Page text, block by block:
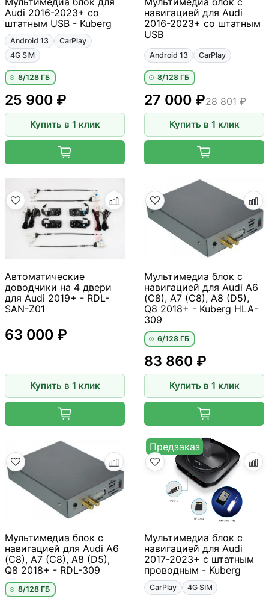
Audi 2016-2023+ со
штатным USB - Kuberg
Android 13
CarPlay
4G SIM
8/128 ГБ
25 900 ₽
Купить в 1 клик
навигацией для Audi
2016-2023+ со штатным
USB
Android 13 CarPlay
8/128 ГБ
28 801 ₽
27 000 ₽
Купить в 1 клик
Автоматические
доводчики на 4 двери
для Audi 2019+ - RDL-
SAN-Z01
63 000 ₽
Купить в 1 клик
Мультимедиа блок с
навигацией для Audi A6
(C8), A7 (C8), A8 (D5),
Q8 2018+ - Kuberg HLA-
309
6/128 ГБ
83 860 ₽
Купить в 1 клик
Мультимедиа блок с
навигацией для Audi A6
(C8), A7 (C8), A8 (D5),
Q8 2018+ - RDL-309
8/128 ГБ
Предзаказ
Мультимедиа блок с
навигацией для Audi
2017-2023+ с штатным
проводным - Kuberg
CarPlay 4G SIM